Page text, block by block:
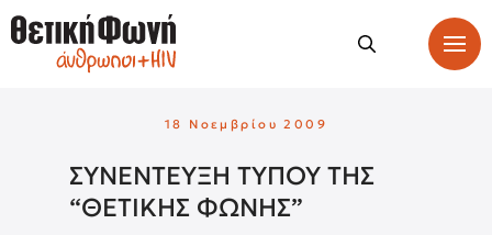
18 Νοεμβρίου 2009
ΣΥΝΕΝΤΕΥΞΗ ΤΥΠΟΥ ΤΗΣ
“ΘΕΤΙΚΗΣ ΦΩΝΗΣ”